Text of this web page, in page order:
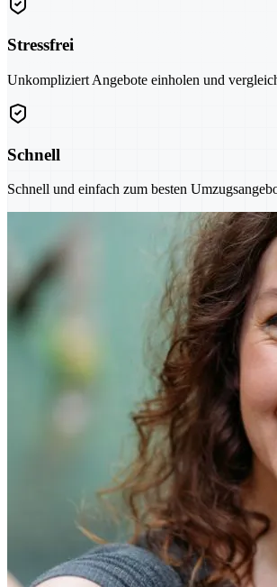
Stressfrei
Unkompliziert Angebote einholen und
Schnell
Schnell und einfach zum besten